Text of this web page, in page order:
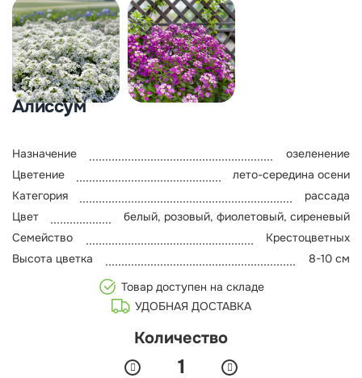
Алиссум
Назначение
озеленение
Цветение
лето-середина осени
Категория
рассада
Цвет
белый, розовый, фиолетовый, сиреневый
Семейство
Крестоцветных
Высота цветка
8-10 см
Товар доступен на складе
УДОБНАЯ ДОСТАВКА
Количество